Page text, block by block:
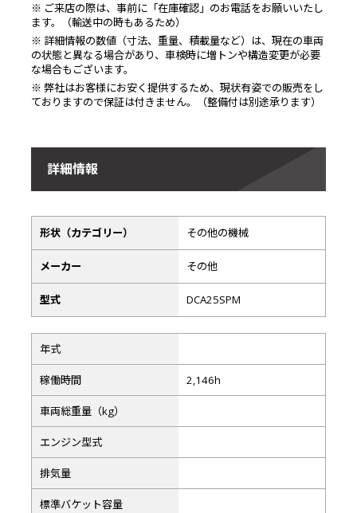
※ ご来店の際は、事前に「在庫確認」のお電話をお願いいたし
ます。（輸送中の時もあるため）
※ 詳細情報の数値（寸法、重量、積載量など）は、現在の車両
の状態と異なる場合があり、車検時に増トンや構造変更が必要
な場合もございます。
※ 弊社はお客様にお安く提供するため、現状有姿での販売をし
ておりますので保証は付きません。（整備付は別途承ります）
詳細情報
形状（カテゴリー） その他の機械
メーカー その他
型式 DCA25SPM
年式
稼働時間 2,146h
車両総重量（kg）
エンジン型式
排気量
標準バケット容量